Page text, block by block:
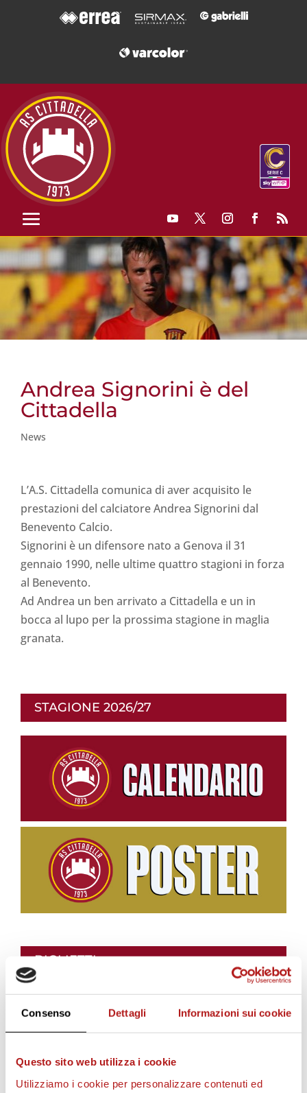
Consenso Dettagli Informazioni sui cookie
Questo sito web utilizza i cookie
Utilizziamo i cookie per personalizzare contenuti ed
Andrea Signorini è del
Cittadella
News
L’A.S. Cittadella comunica di aver acquisito le
prestazioni del calciatore Andrea Signorini dal
Benevento Calcio.
Signorini è un difensore nato a Genova il 31
gennaio 1990, nelle ultime quattro stagioni in forza
al Benevento.
Ad Andrea un ben arrivato a Cittadella e un in
bocca al lupo per la prossima stagione in maglia
granata.
STAGIONE 2026/27
BIGLIETTI